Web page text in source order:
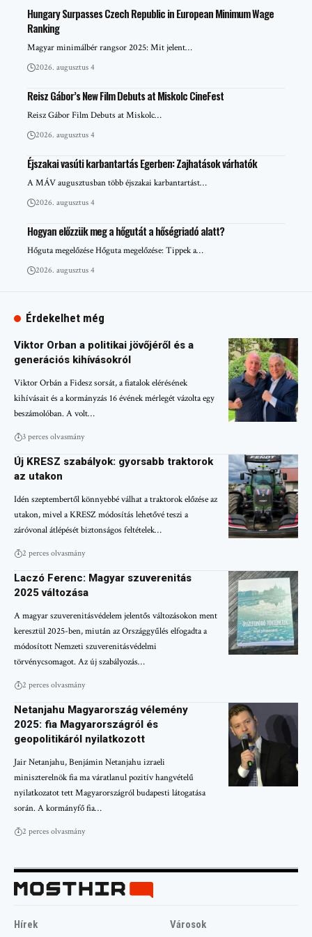
Hungary Surpasses Czech Republic in European Minimum Wage
Ranking
Magyar minimálbér rangsor 2025: Mit jelent…
2026. augusztus 4
Reisz Gábor’s New Film Debuts at Miskolc CineFest
Reisz Gábor Film Debuts at Miskolc…
2026. augusztus 4
Éjszakai vasúti karbantartás Egerben: Zajhatások várhatók
A MÁV augusztusban több éjszakai karbantartást…
2026. augusztus 4
Hogyan előzzük meg a hőgutát a hőségriadó alatt?
Hőguta megelőzése Hőguta megelőzése: Tippek a…
2026. augusztus 4
Érdekelhet még
Viktor Orban a politikai jövőjéről és a
generációs kihívásokról
Viktor Orbán a Fidesz sorsát, a fiatalok elérésének
kihívásait és a kormányzás 16 évének mérlegét vázolta egy
beszámolóban. A volt…
3 perces olvasmány
Új KRESZ szabályok: gyorsabb traktorok
az utakon
Idén szeptembertől könnyebbé válhat a traktorok előzése az
utakon, mivel a KRESZ módosítás lehetővé teszi a
záróvonal átlépését biztonságos feltételek…
2 perces olvasmány
Laczó Ferenc: Magyar szuverenitás
2025 változása
A magyar szuverenitásvédelem jelentős változásokon ment
keresztül 2025-ben, miután az Országgyűlés elfogadta a
módosított Nemzeti szuverenitásvédelmi
törvénycsomagot. Az új szabályozás…
2 perces olvasmány
Netanjahu Magyarország vélemény
2025: fia Magyarországról és
geopolitikáról nyilatkozott
Jair Netanjahu, Benjámin Netanjahu izraeli
miniszterelnök fia ma váratlanul pozitív hangvételű
nyilatkozatot tett Magyarországról budapesti látogatása
során. A kormányfő fia…
2 perces olvasmány
Hírek Városok